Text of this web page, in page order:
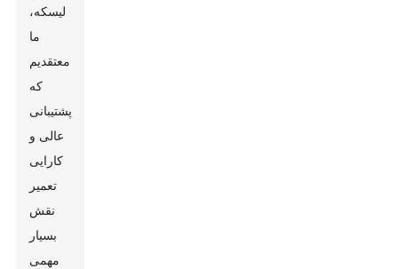
لیسکه،
ما
معتقدیم
که
پشتیبانی
عالی و
کارایی
تعمیر
نقش
بسیار
مهمی